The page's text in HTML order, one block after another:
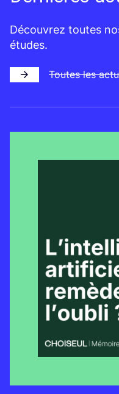
Découvrez toutes
études.
Toutes les